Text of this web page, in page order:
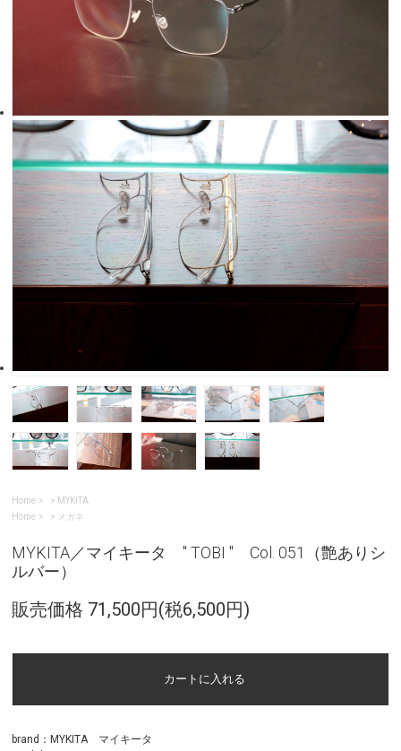
Home > MYKITA
Home
> メガネ
MYKITA／マイキータ " TOBI " Col. 051（艶ありシ
ルバー）
販売価格 71,500円(税6,500円)
brand：MYKITA マイキータ